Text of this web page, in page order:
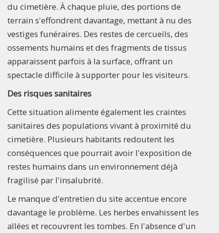
du cimetière. À chaque pluie, des portions de
terrain s'effondrent davantage, mettant à nu des
vestiges funéraires. Des restes de cercueils, des
ossements humains et des fragments de tissus
apparaissent parfois à la surface, offrant un
spectacle difficile à supporter pour les visiteurs.
Des risques sanitaires
Cette situation alimente également les craintes
sanitaires des populations vivant à proximité du
cimetière. Plusieurs habitants redoutent les
conséquences que pourrait avoir l'exposition de
restes humains dans un environnement déjà
fragilisé par l'insalubrité.
Le manque d'entretien du site accentue encore
davantage le problème. Les herbes envahissent les
allées et recouvrent les tombes. En l'absence d'un